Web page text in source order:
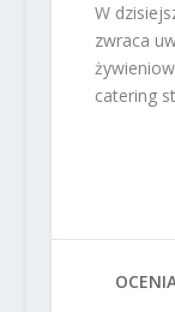
W
zwraca
catering